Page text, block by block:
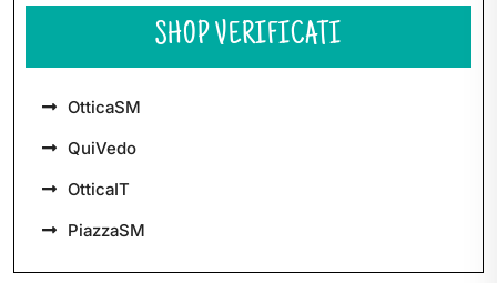
SHOP VERIFICATI
OtticaSM
QuiVedo
OtticaIT
PiazzaSM